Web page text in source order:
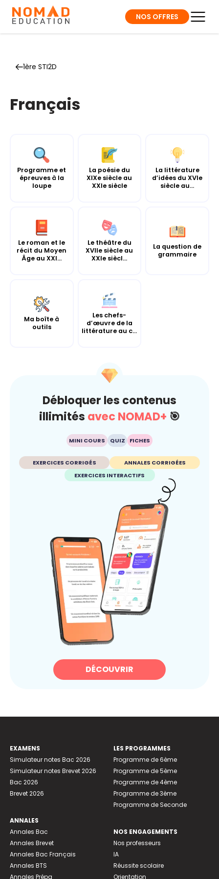
NOS OFFRES
1ère STI2D
Français
Programme et
épreuves à la
loupe
La poésie du
XIXe siècle au
XXIe siècle
La littérature
d’idées du XVIe
siècle au...
Le roman et le
récit du Moyen
Âge au XXI...
Le théâtre du
XVIIe siècle au
XXIe siècl...
La question de
grammaire
Ma boîte à
outils
Les chefs-
d’œuvre de la
littérature au c...
Débloquer les contenus
illimités avec NOMAD+ 🎯
MINI COURS QUIZ FICHES
EXERCICES CORRIGÉS
ANNALES CORRIGÉES
EXERCICES INTERACTIFS
DÉCOUVRIR
EXAMENS
Simulateur notes Bac 2026
Simulateur notes Brevet 2026
Bac 2026
Brevet 2026
ANNALES
Annales Bac
Annales Brevet
Annales Bac Français
Annales BTS
Annales Prépa
LES PROGRAMMES
Programme de 6ème
Programme de 5ème
Programme de 4ème
Programme de 3ème
Programme de Seconde
NOS ENGAGEMENTS
Nos professeurs
IA
Réussite scolaire
Orientation